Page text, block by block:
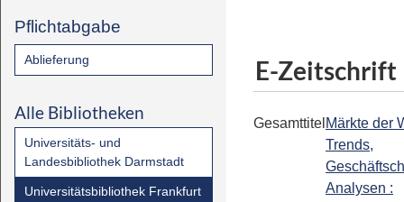
Pflichtabgabe
Ablieferung
Alle Bibliotheken
Universitäts- und
Landesbibliothek Darmstadt
Universitätsbibliothek Frankfurt
E-Zeitschrift
Gesamttitel Märkte der
Trends,
Analysen :